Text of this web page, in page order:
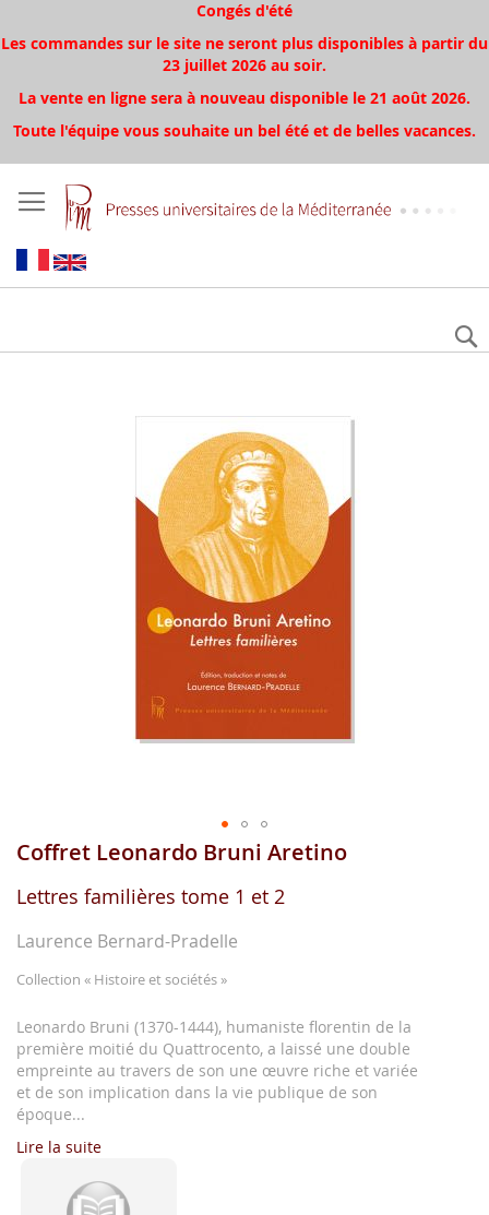
Congés d'été
Les commandes sur le site ne seront plus disponibles à partir du
23 juillet 2026 au soir.
La vente en ligne sera à nouveau disponible le 21 août 2026.
Toute l'équipe vous souhaite un bel été et de belles vacances.
Aller
début
la
d'image
Coffret Leonardo Bruni Aretino
Lettres familières tome 1 et 2
Laurence Bernard-Pradelle
Collection « Histoire et sociétés »
Leonardo Bruni (1370-1444), humaniste florentin de la
première moitié du Quattrocento, a laissé une double
empreinte au travers de son une œuvre riche et variée
et de son implication dans la vie publique de son
époque...
Lire la suite